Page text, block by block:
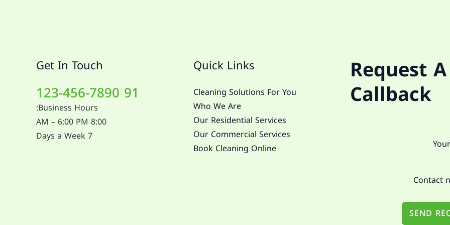
Request A
Callback
SEND
Quick Links
Cleaning Solutions For You
Who We Are
Our Residential Services
Our Commercial Services
Book Cleaning Online
Get In Touch
91 123-456-7890
Business Hours:
8:00 AM – 6:00 PM
7 Days a Week